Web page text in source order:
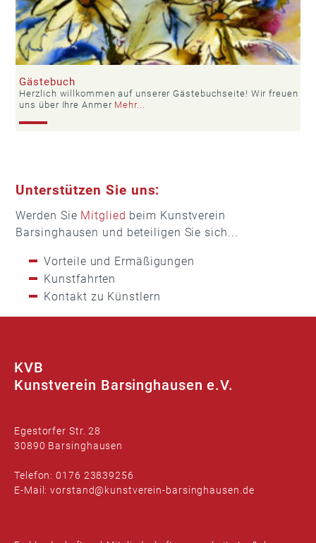
Gästebuch
Herzlich willkommen auf unserer Gästebuchseite! Wir freuen
uns über Ihre Anmer Mehr...
Unterstützen Sie uns:
Werden Sie Mitglied beim Kunstverein
Barsinghausen und beteiligen Sie sich...
Vorteile und Ermäßigungen
Kunstfahrten
Kontakt zu Künstlern
KVB
Kunstverein Barsinghausen e.V.
Egestorfer Str. 28
30890 Barsinghausen
Telefon: 0176 23839256
E-Mail: vorstand@kunstverein-barsinghausen.de